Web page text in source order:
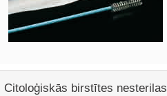
Citoloģiskās birstītes nesterilas